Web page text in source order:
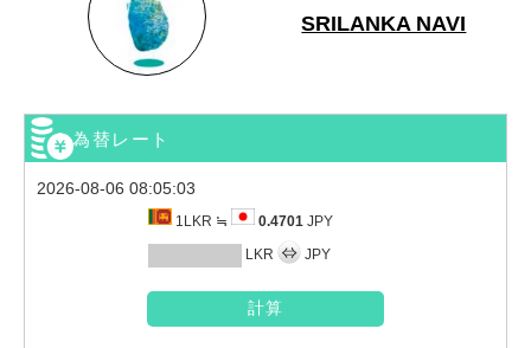
SRILANKA NAVI
為替レート
2026-08-06 08:05:03
1LKR ≒ 0.4701 JPY
LKR JPY